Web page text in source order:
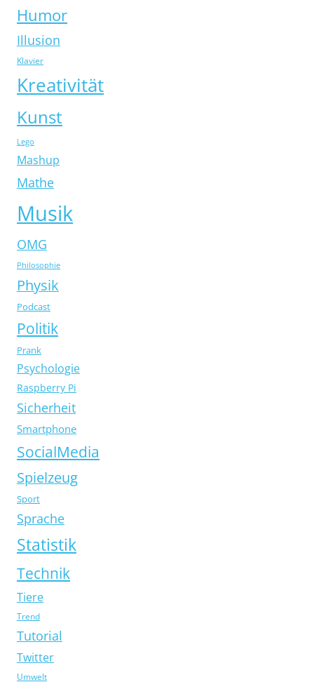
Humor
Illusion
Klavier
Kreativität
Kunst
Lego
Mashup
Mathe
Musik
OMG
Philosophie
Physik
Podcast
Politik
Prank
Psychologie
Raspberry Pi
Sicherheit
Smartphone
SocialMedia
Spielzeug
Sport
Sprache
Statistik
Technik
Tiere
Trend
Tutorial
Twitter
Umwelt